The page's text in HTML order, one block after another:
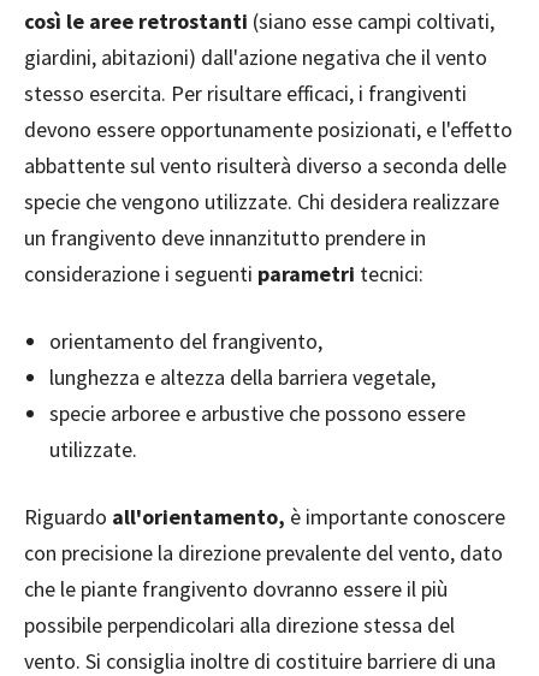
così le aree retrostanti (siano esse campi coltivati,
giardini, abitazioni) dall'azione negativa che il vento
stesso esercita. Per risultare efficaci, i frangiventi
devono essere opportunamente posizionati, e l'effetto
abbattente sul vento risulterà diverso a seconda delle
specie che vengono utilizzate. Chi desidera realizzare
un frangivento deve innanzitutto prendere in
considerazione i seguenti parametri tecnici:
orientamento del frangivento,
lunghezza e altezza della barriera vegetale,
specie arboree e arbustive che possono essere
utilizzate.
Riguardo all'orientamento, è importante conoscere
con precisione la direzione prevalente del vento, dato
che le piante frangivento dovranno essere il più
possibile perpendicolari alla direzione stessa del
vento. Si consiglia inoltre di costituire barriere di una